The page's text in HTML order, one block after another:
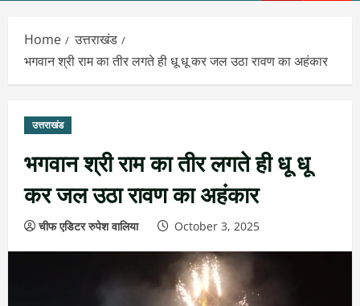
Home
उत्तराखंड
भगवान श्री राम का तीर लगते ही धू धू कर जल उठा रावण का अहंकार
उत्तराखंड
भगवान श्री राम का तीर लगते ही धू धू
कर जल उठा रावण का अहंकार
चीफ एडिटर रुपेश वालिया October 3, 2025